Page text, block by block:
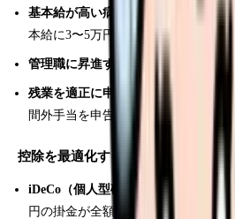
基本給が高い病院に転職する：
同じ
本給に3〜5万円の差がある
管理職に昇進する： 主任手当で月2
残業を適正に申告する：
サービス残
間外手当を申告するだけで月1〜3万
控除を最適化する方法
iDeCo（個人型確定拠出年金）に加入
円の掛金が全額所得控除になり、所